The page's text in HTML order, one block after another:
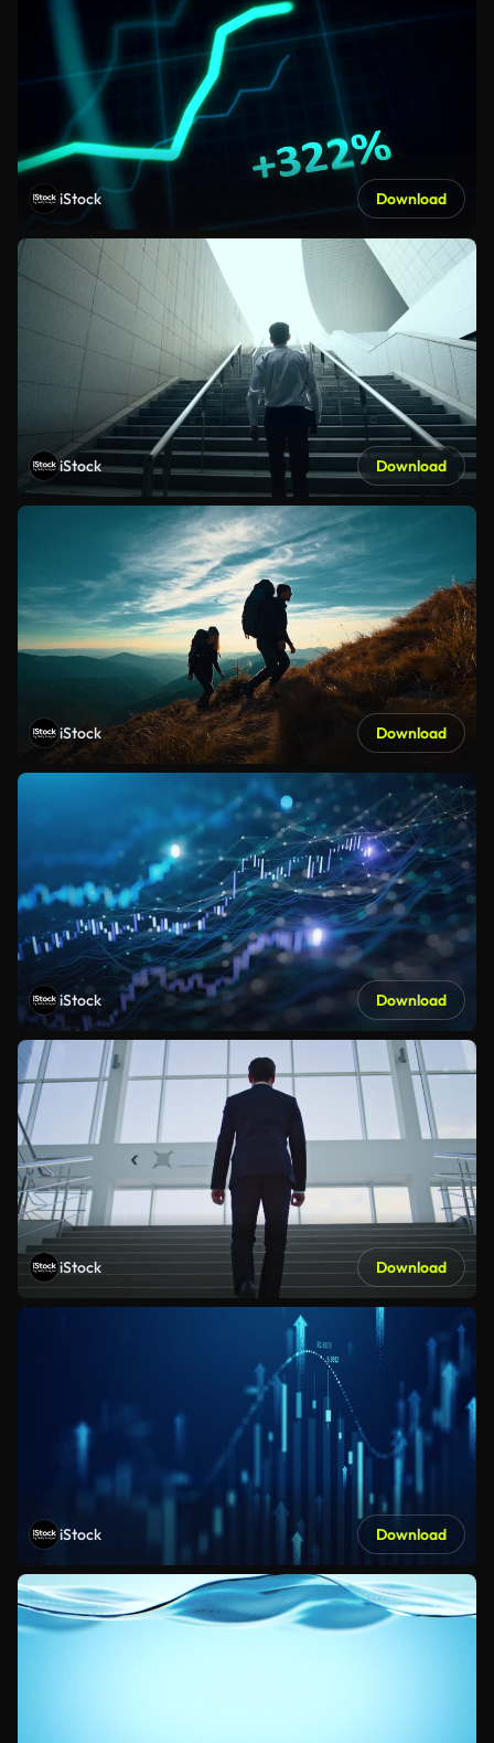
iStock Download
iStock Download
iStock Download
iStock Download
iStock Download
iStock Download